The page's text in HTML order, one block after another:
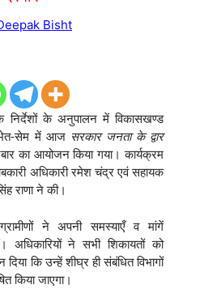
Bisht
निर्देशों के अनुपालन में विकासखण्ड
भेत-सेम में आज सरकार जनता के द्वार
का आयोजन किया गया। कार्यक्रम
अधिकारी रमेश चंद्र एवं सहायक
राणा ने की।
ने अपनी समस्याएँ व मांगें
अधिकारियों ने सभी शिकायतों को
कि उन्हें शीघ्र ही संबंधित विभागों
किया जाएगा।